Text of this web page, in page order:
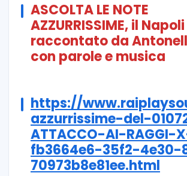
ASCOLTA LE NOTE
AZZURRISSIME, il Napoli
raccontato da
con parole e musica
https://
azzurrissime-del-
ATTACCO-AI-RAGGI-
fb3664e6-35f2-4e30-
70973b8e81ee.html